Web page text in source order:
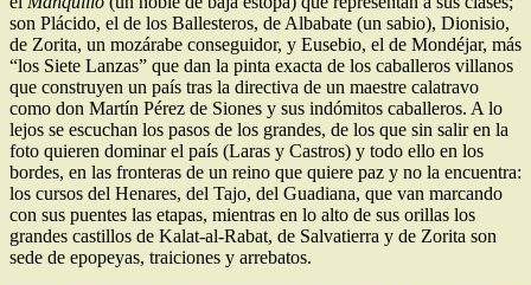
son Plácido, el de los Ballesteros, de Albabate (un sabio), Dionisio,
de Zorita, un mozárabe conseguidor, y Eusebio, el de Mondéjar, más
“los Siete Lanzas” que dan la pinta exacta de los caballeros villanos
que construyen un país tras la directiva de un maestre calatravo
como don Martín Pérez de Siones y sus indómitos caballeros. A lo
lejos se escuchan los pasos de los grandes, de los que sin salir en la
foto quieren dominar el país (Laras y Castros) y todo ello en los
bordes, en las fronteras de un reino que quiere paz y no la encuentra:
los cursos del Henares, del Tajo, del Guadiana, que van marcando
con sus puentes las etapas, mientras en lo alto de sus orillas los
grandes castillos de Kalat-al-Rabat, de Salvatierra y de Zorita son
sede de epopeyas, traiciones y arrebatos.